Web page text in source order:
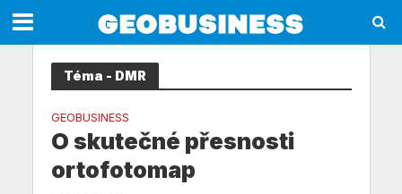
Téma - DMR
GEOBUSINESS
O skutečné přesnosti
ortofotomap